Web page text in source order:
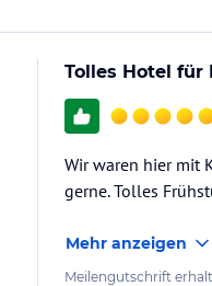
Tolles Hotel für
Wir waren hier mit
gerne. Tolles
Mehr anzeigen
Meilengutschrift